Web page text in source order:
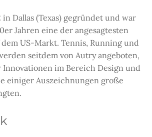
Dallas (Texas) gegründet und war
Jahren eine der angesagtesten
US-Markt. Tennis, Running und
seitdem von Autry angeboten,
im Bereich Design und
einiger Auszeichnungen große